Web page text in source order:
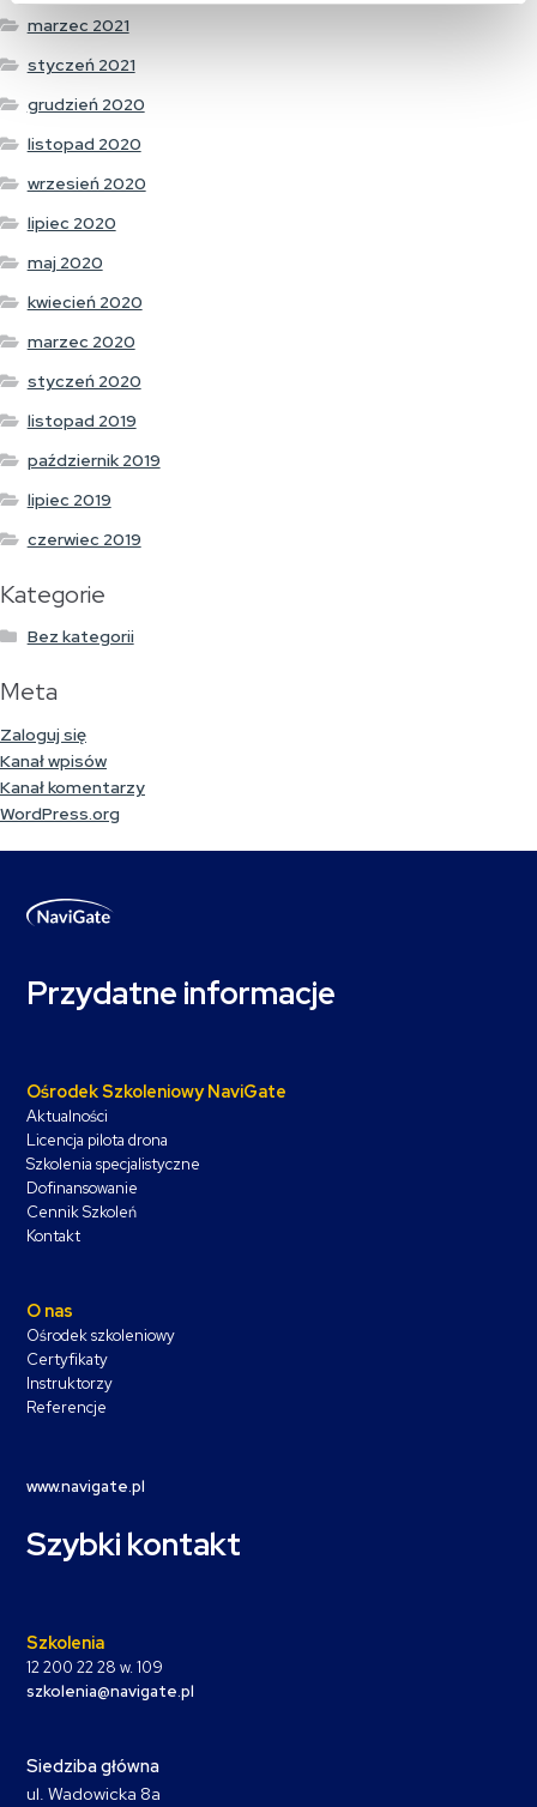
marzec 2021
styczeń 2021
grudzień 2020
listopad 2020
wrzesień 2020
lipiec 2020
maj 2020
kwiecień 2020
marzec 2020
styczeń 2020
listopad 2019
październik 2019
lipiec 2019
czerwiec 2019
Kategorie
Bez kategorii
Meta
Zaloguj się
Kanał wpisów
Kanał komentarzy
WordPress.org
Przydatne informacje
Ośrodek Szkoleniowy NaviGate
Aktualności
Licencja pilota drona
Szkolenia specjalistyczne
Dofinansowanie
Cennik Szkoleń
Kontakt
O nas
Ośrodek szkoleniowy
Certyfikaty
Instruktorzy
Referencje
www.navigate.pl
Szybki kontakt
Szkolenia
12 200 22 28 w. 109
szkolenia@navigate.pl
Siedziba główna
ul. Wadowicka 8a